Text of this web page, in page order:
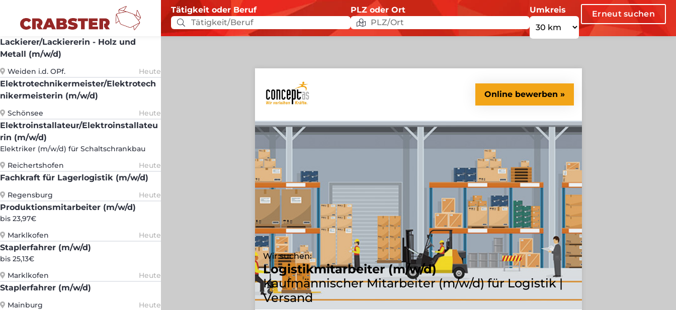
Tätigkeit oder Beruf PLZ oder Ort Umkreis Erneut suchen
Lackierer/Lackiererin - Holz und
Metall (m/w/d)
Weiden i.d. OPf. Heute
Elektrotechnikermeister/Elektrotech
nikermeisterin (m/w/d)
Schönsee Heute
Elektroinstallateur/Elektroinstallateu
rin (m/w/d)
Elektriker (m/w/d) für Schaltschrankbau
Reichertshofen
Heute
Fachkraft für Lagerlogistik (m/w/d)
Regensburg Heute
Produktionsmitarbeiter (m/w/d)
bis 23,97€
Marklkofen
Heute
Staplerfahrer (m/w/d)
bis 25,13€
Marklkofen
Heute
Staplerfahrer (m/w/d)
Mainburg Heute
Online bewerben
Wir suchen:
Logistikmitarbeiter (m/w/d)
Kaufmännischer Mitarbeiter (m/w/d) für Logistik |
Versand